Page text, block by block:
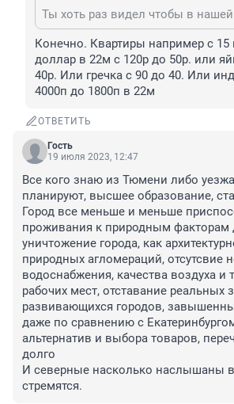
Конечно. Квартиры например с
доллар в 22м с 120р до 50р. или
40р. Или гречка с 90 до 40. Или
4000п до 1800п в 22м
ОТВЕТИТЬ
Гость
19 июля 2023, 12:47
Все кого знаю из Тюмени либо
планируют, высшее образование,
Город все меньше и меньше
проживания к природным факторам
уничтожение города, как
природных агломераций, отсутсвие
водоснабжения, качества воздуха и
рабочих мест, отставание реальных
развивающихся городов,
даже по сравнению с
альтернатив и выбора товаров,
долго
И северные насколько наслышаны
стремятся.